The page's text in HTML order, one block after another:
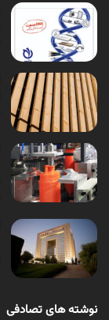
نوشته های تصادفی